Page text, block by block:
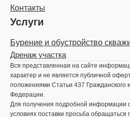
Контакты
Услуги
Бурение и обустройство
Дренаж участка
Вся представленная на сайте
характер и не является публичной
положениями Статьи 437 Гражданского
Федерации.
Для получения подробной информации
условиях поставки просьба обращаться